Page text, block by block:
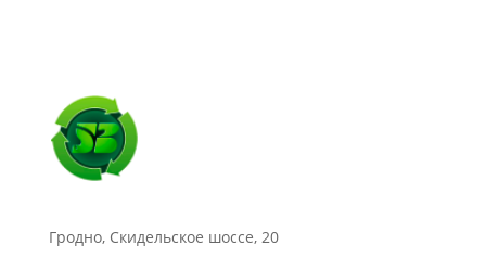
Гродно, Скидельское шоссе, 20